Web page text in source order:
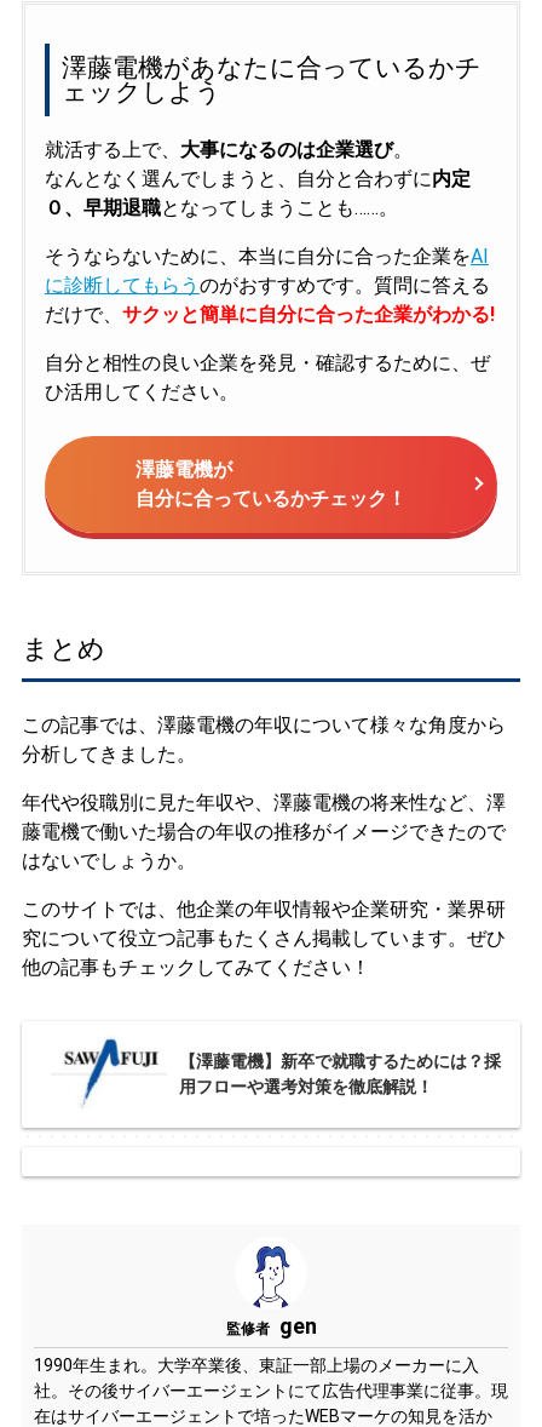
澤藤電機があなたに合っているかチ
ェックしよう
就活する上で、 大事になるのは企業選び。
なんとなく選んでしまうと、自分と合わずに内定
０、早期退職となってしまうことも……。
そうならないために、本当に自分に合った企業をAI
に診断してもらう のがおすすめです。質問に答える
だけで、 サクッと簡単に自分に合った企業がわかる!
自分と相性の良い企業を発見・確認するために、ぜ
ひ活用してください。
澤藤電機が
自分に合っているかチェック！
まとめ
この記事では、澤藤電機の年収について様々な角度から
分析してきました。
年代や役職別に見た年収や、澤藤電機の将来性など、澤
藤電機で働いた場合の年収の推移がイメージできたので
はないでしょうか。
このサイトでは、他企業の年収情報や企業研究・業界研
究について役立つ記事もたくさん掲載しています。ぜひ
他の記事もチェックしてみてください！
【澤藤電機】新卒で就職するためには？採
用フローや選考対策を徹底解説！
監修者 gen
1990年生まれ。大学卒業後、東証一部上場のメーカーに入
社。その後サイバーエージェントにて広告代理事業に従事。現
在はサイバーエージェントで培ったWEBマーケの知見を活か